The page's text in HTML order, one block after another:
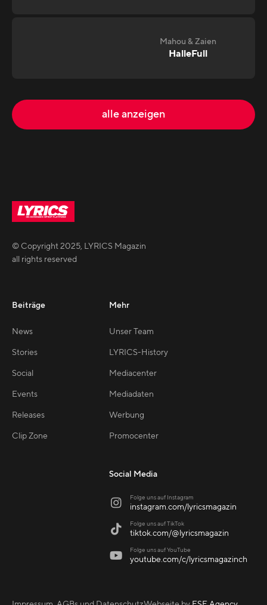
Mahou & Zaien
HalleFull
alle anzeigen
© Copyright2025, LYRICS Magazin
all rights reserved
Beiträge
News
Stories
Social
Events
Releases
Clip Zone
Mehr
Unser Team
LYRICS-History
Mediacenter
Mediadaten
Werbung
Promocenter
Social Media
 Folge uns auf Instagram
instagram.com/lyricsmagazin
 Folge uns auf TikTok
tiktok.com/@lyricsmagazin
 Folge uns auf YouTube
youtube.com/c/lyricsmagazinch